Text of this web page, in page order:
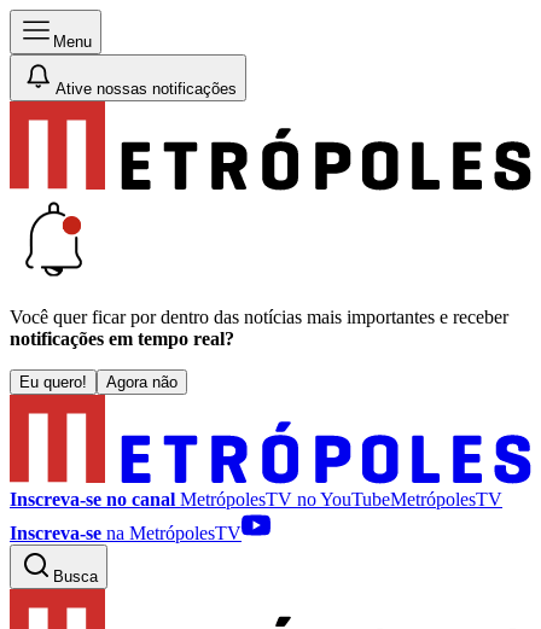
Menu
Ative nossas notificações
Você quer ficar por dentro das notícias mais importantes e receber
notificações em tempo real?
Eu quero! Agora não
Inscreva-se no canal MetrópolesTV noYouTubeMetrópolesTV
Inscreva-se na MetrópolesTV
Busca